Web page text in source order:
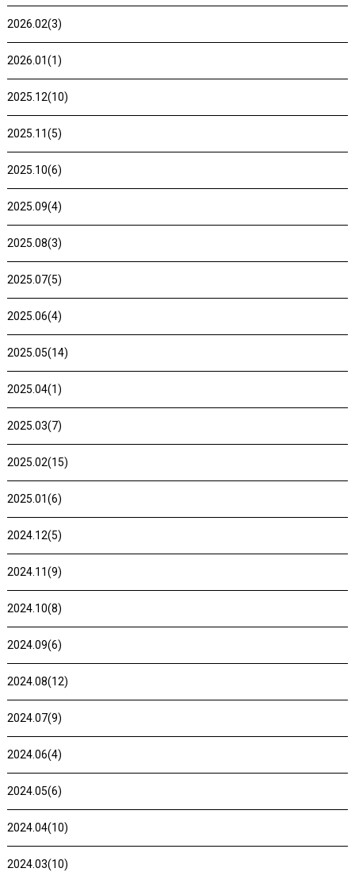
2026.02(3)
2026.01(1)
2025.12(10)
2025.11(5)
2025.10(6)
2025.09(4)
2025.08(3)
2025.07(5)
2025.06(4)
2025.05(14)
2025.04(1)
2025.03(7)
2025.02(15)
2025.01(6)
2024.12(5)
2024.11(9)
2024.10(8)
2024.09(6)
2024.08(12)
2024.07(9)
2024.06(4)
2024.05(6)
2024.04(10)
2024.03(10)